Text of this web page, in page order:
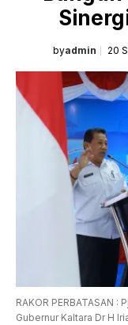
byadmin 20
RAKOR PERBATASAN
Gubernur Kaltara Dr H